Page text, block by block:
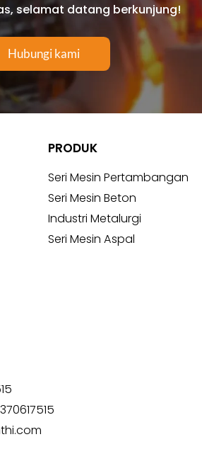
selamat datang berkunjung!
Hubungi kami
PRODUK
Seri Mesin Pertambangan
Seri Mesin Beton
Industri Metalurgi
Seri Mesin Aspal